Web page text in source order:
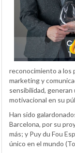
reconocimiento a los
marketing y
sensibilidad, generan
motivacional en su
Han sido
Barcelona, por su
más; y Puy du Fou
único en el mundo